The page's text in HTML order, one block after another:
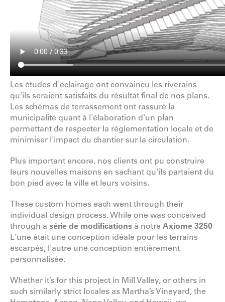
Les études d'éclairage ont convaincu les riverains
qu'ils seraient satisfaits du résultat final de nos plans.
Les schémas de terrassement ont rassuré la
municipalité quant à l'élaboration d'un plan
permettant de respecter la réglementation locale et de
minimiser l'impact du chantier sur la circulation.
Plus important encore, nos clients ont pu construire
leurs nouvelles maisons en sachant qu'ils partaient du
bon pied avec la ville et leurs voisins.
These custom homes each went through their
individual design process. While one was conceived
through a série de modifications à notre Axiome 3250
L'une était une conception idéale pour les terrains
escarpés, l'autre une conception entièrement
personnalisée.
Whether it’s for this project in Mill Valley, or others in
such similarly strict locales as Martha’s Vineyard, the